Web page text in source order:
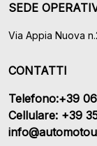
SEDE
Via Appia Nuova
CONTATTI
Telefono:+39
Cellulare: +39